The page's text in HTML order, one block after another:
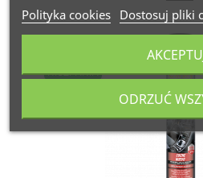
HISZPANIA
Polityka cookies Dostosuj pliki
ODRZUĆ